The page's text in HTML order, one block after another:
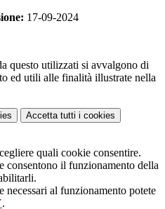
17-09-2024
questo utilizzati si avvalgono di
ed utili alle finalità illustrate nella
Accetta tutti i cookies
quali cookie consentire.
consentono il funzionamento della
necessari al funzionamento potete
.